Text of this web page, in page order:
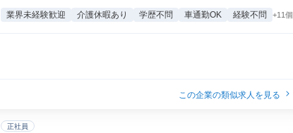
業界未経験歓迎 介護休暇あり 学歴不問 車通勤OK 経験不問 +11個
この企業の類似求人を見る
正社員